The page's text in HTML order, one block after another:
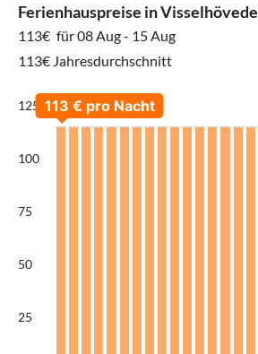
Ferienhauspreise in Visselhövede
113€ für 08 Aug - 15 Aug
113€ Jahresdurchschnitt
125
100
75
50
25